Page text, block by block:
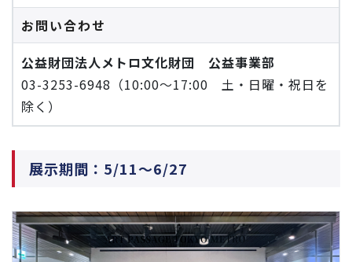
お問い合わせ
公益財団法人メトロ文化財団 公益事業部
03-3253-6948（10:00～17:00 土・日曜・祝日を
除く）
展示期間：5/11～6/27